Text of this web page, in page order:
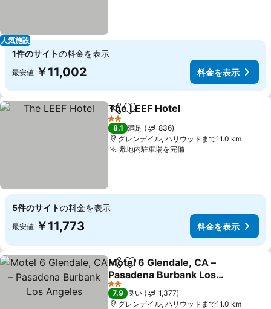
人気施設
1件のサイトの料金を表示
最安値 ￥11,002 料金を表示
シェアお気に入りに追加
The LEEF Hotel
2 ホテルのランク
8.1 満足
836
グレンデイル, ハリウッドまで11.0 km
敷地内駐車場を完備料金を表示
5件のサイトの料金を表示
最安値 ￥11,773 料金を表示
シェアお気に入りに追加
Motel 6 Glendale, CA –
Pasadena Burbank Los
Angeles
料金を表示
2 ホテルのランク
7.9 良い
1,377
グレンデイル, ハリウッドまで11.0 km